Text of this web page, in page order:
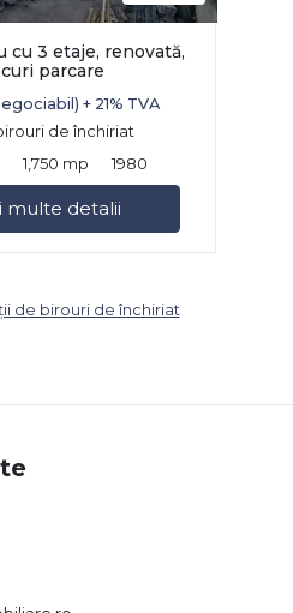
cu 3 etaje, renovată,
parcare
+ 21% TVA
de închiriat
1,750 mp 1980
multe detalii
de birouri de închiriat